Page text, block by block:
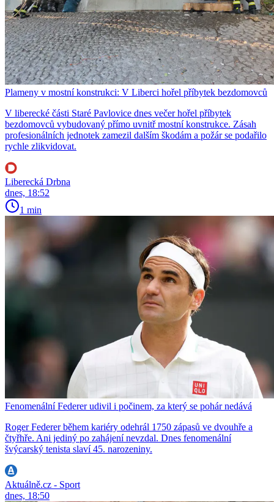
Plameny v mostní konstrukci: V Liberci hořel příbytek bezdomovců
V liberecké části Staré Pavlovice dnes večer hořel příbytek
bezdomovců vybudovaný přímo uvnitř mostní konstrukce. Zásah
profesionálních jednotek zamezil dalším škodám a požár se podařilo
rychle zlikvidovat.
Liberecká Drbna
dnes, 18:52
1 min
Fenomenální Federer udivil i počinem, za který se pohár nedává
Roger Federer během kariéry odehrál 1750 zápasů ve dvouhře a
čtyřhře. Ani jediný po zahájení nevzdal. Dnes fenomenální
švýcarský tenista slaví 45. narozeniny.
Aktuálně.cz - Sport
dnes, 18:50